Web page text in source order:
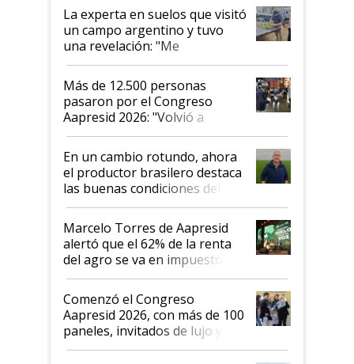
La experta en suelos que visitó
un campo argentino y tuvo
una revelación: "Me
impresionó mucho"
Más de 12.500 personas
pasaron por el Congreso
Aapresid 2026: "Volvió a
demostrar que hablar del
suelo es hablar de todo el
sistema productivo"
En un cambio rotundo, ahora
el productor brasilero destaca
las buenas condiciones del
agro argentino para invertir:
"Los veo más motivados"
Marcelo Torres de Aapresid
alertó que el 62% de la renta
del agro se va en impuestos:
"No es bueno que en
Argentina se sigan discutiendo
las mismas cosas de hace 50
años"
Comenzó el Congreso
Aapresid 2026, con más de 100
paneles, invitados de lujo y
todas las tendencias